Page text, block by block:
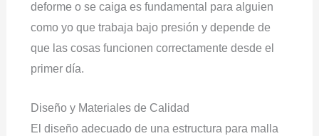
deforme o se caiga es fundamental para alguien
como yo que trabaja bajo presión y depende de
que las cosas funcionen correctamente desde el
primer día.
Diseño y Materiales de Calidad
El diseño adecuado de una estructura para malla